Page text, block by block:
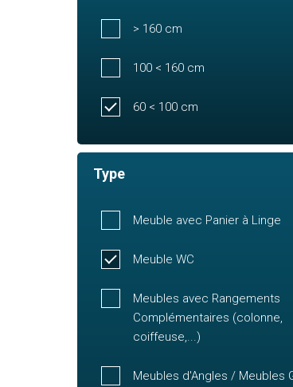
> 160 cm
100 < 160 cm
60 < 100 cm
Type
Meuble avec Panier à Linge
Meuble WC
Meubles avec Rangements
Complémentaires (colonne,
coiffeuse,...)
Meubles d'Angles / Meubles